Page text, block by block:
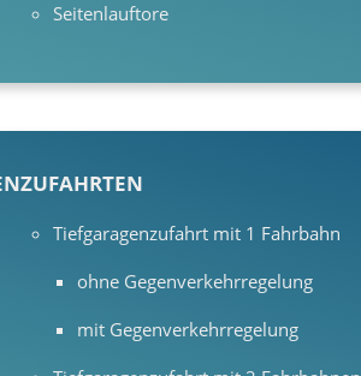
Seitenlauftore
Tiefgaragenzufahrt mit 1 Fahrbahn
ohne Gegenverkehrregelung
mit Gegenverkehrregelung